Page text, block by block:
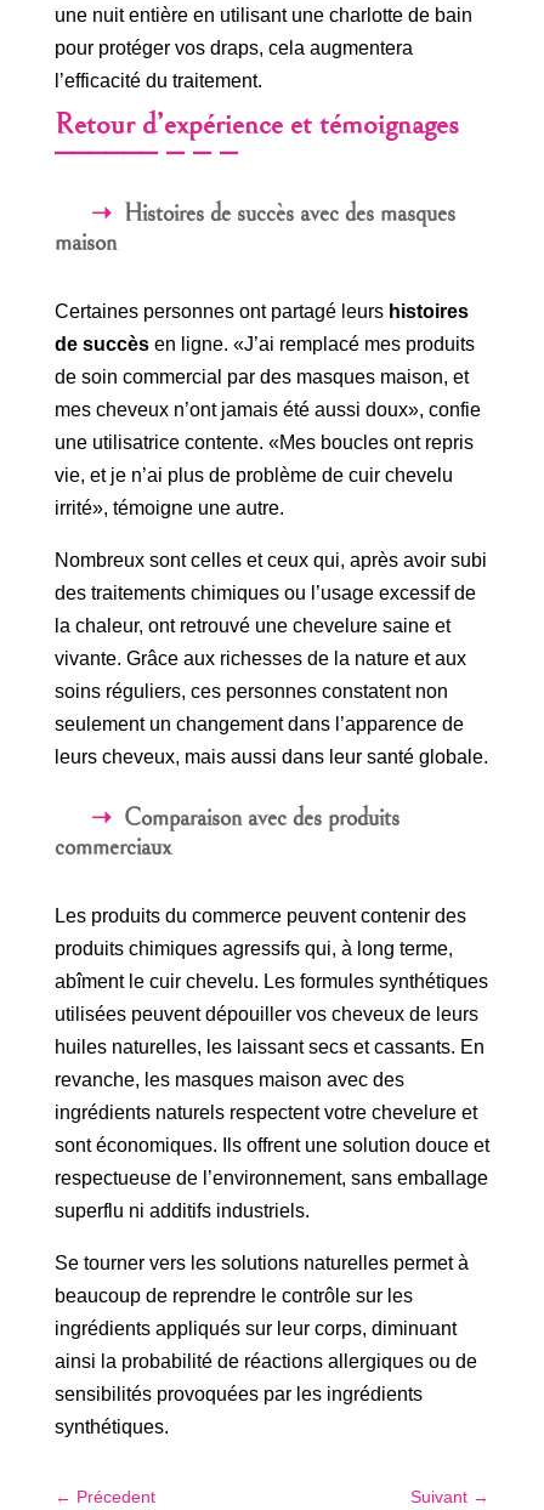
une nuit entière en utilisant une charlotte de bain
pour protéger vos draps, cela augmentera
l’efficacité du traitement.
Retour d’expérience et témoignages
Histoires de succès avec des masques
maison
Certaines personnes ont partagé leurs histoires
de succèsen ligne. «J’ai remplacé mes produits
de soin commercial par des masques maison, et
mes cheveux n’ont jamais été aussi doux», confie
une utilisatrice contente. «Mes boucles ont repris
vie, et je n’ai plus de problème de cuir chevelu
irrité», témoigne une autre.
Nombreux sont celles et ceux qui, après avoir subi
des traitements chimiques ou l’usage excessif de
la chaleur, ont retrouvé une chevelure saine et
vivante. Grâce aux richesses de la nature et aux
soins réguliers, ces personnes constatent non
seulement un changement dans l’apparence de
leurs cheveux, mais aussi dans leur santé globale.
Comparaison avec des produits
commerciaux
Les produits du commerce peuvent contenir des
produits chimiques agressifs qui, à long terme,
abîment le cuir chevelu. Les formules synthétiques
utilisées peuvent dépouiller vos cheveux de leurs
huiles naturelles, les laissant secs et cassants. En
revanche, les masques maison avec des
ingrédients naturels respectent votre chevelure et
sont économiques. Ils offrent une solution douce et
respectueuse de l’environnement, sans emballage
superflu ni additifs industriels.
Se tourner vers les solutions naturelles permet à
beaucoup de reprendre le contrôle sur les
ingrédients appliqués sur leur corps, diminuant
ainsi la probabilité de réactions allergiques ou de
sensibilités provoquées par les ingrédients
synthétiques.
← Précedent Suivant →